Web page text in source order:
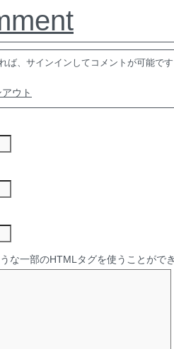
ば、サインインしてコメントが可能で
ウト
な一部のHTMLタグを使うことがで